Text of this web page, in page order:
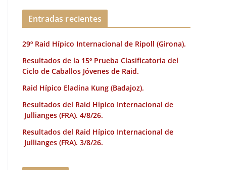
Entradas recientes
29º Raid Hípico Internacional de Ripoll (Girona).
Resultados de la 15º Prueba Clasificatoria del
Ciclo de Caballos Jóvenes de Raid.
Raid Hípico Eladina Kung (Badajoz).
Resultados del Raid Hípico Internacional de
Jullianges (FRA). 4/8/26.
Resultados del Raid Hípico Internacional de
Jullianges (FRA). 3/8/26.